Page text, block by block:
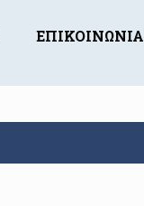
ΕΠΙΚΟΙΝΩΝΙΑ